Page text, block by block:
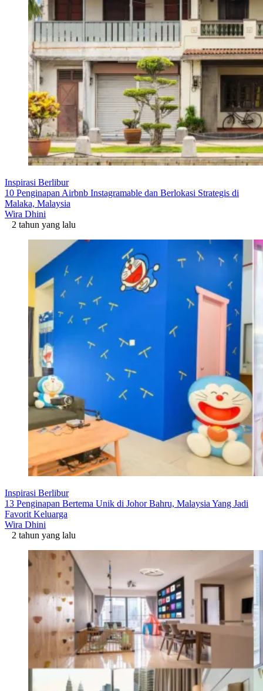
Inspirasi Berlibur
10 Penginapan Airbnb Instagramable dan Berlokasi Strategis di
Malaka, Malaysia
Wira Dhini
2 tahun yang lalu
Inspirasi Berlibur
13 Penginapan Bertema Unik di Johor Bahru, Malaysia Yang Jadi
Favorit Keluarga
Wira Dhini
2 tahun yang lalu